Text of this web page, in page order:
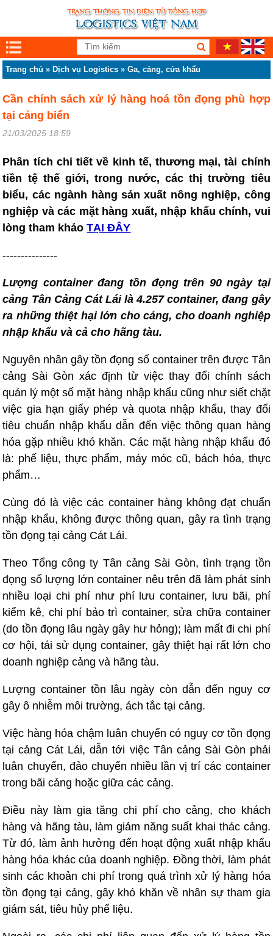
Trang chủ » Dịch vụ Logistics »Ga, cảng, cửa khẩu
Cần chính sách xử lý hàng hoá tồn đọng phù hợp
tại cảng biển
21/03/2025 18:59
Phân tích chi tiết về kinh tế, thương mại, tài chính
tiền tệ thế giới, trong nước, các thị trường tiêu
biểu, các ngành hàng sản xuất nông nghiệp, công
nghiệp và các mặt hàng xuất, nhập khẩu chính, vui
lòng tham khảo TẠI ĐÂY
---------------
Lượng container đang tồn đọng trên 90 ngày tại
cảng Tân Cảng Cát Lái là 4.257 container, đang gây
ra những thiệt hại lớn cho cảng, cho doanh nghiệp
nhập khẩu và cả cho hãng tàu.
Nguyên nhân gây tồn đọng số container trên được Tân
cảng Sài Gòn xác định từ việc thay đổi chính sách
quản lý một số mặt hàng nhập khẩu cũng như siết chặt
việc gia hạn giấy phép và quota nhập khẩu, thay đổi
tiêu chuẩn nhập khẩu dẫn đến việc thông quan hàng
hóa gặp nhiều khó khăn. Các mặt hàng nhập khẩu đó
là: phế liệu, thực phẩm, máy móc cũ, bách hóa, thực
phẩm…
Cùng đó là việc các container hàng không đạt chuẩn
nhập khẩu, không được thông quan, gây ra tình trạng
tồn đọng tại cảng Cát Lái.
Theo Tổng công ty Tân cảng Sài Gòn, tình trạng tồn
đọng số lượng lớn container nêu trên đã làm phát sinh
nhiều loại chi phí như phí lưu container, lưu bãi, phí
kiểm kê, chi phí bảo trì container, sửa chữa container
(do tồn đọng lâu ngày gây hư hỏng); làm mất đi chi phí
cơ hội, tái sử dụng container, gây thiệt hại rất lớn cho
doanh nghiệp cảng và hãng tàu.
Lượng container tồn lâu ngày còn dẫn đến nguy cơ
gây ô nhiễm môi trường, ách tắc tại cảng.
Việc hàng hóa chậm luân chuyển có nguy cơ tồn đọng
tại cảng Cát Lái, dẫn tới việc Tân cảng Sài Gòn phải
luân chuyển, đảo chuyển nhiều lần vị trí các container
trong bãi cảng hoặc giữa các cảng.
Điều này làm gia tăng chi phí cho cảng, cho khách
hàng và hãng tàu, làm giảm năng suất khai thác cảng.
Từ đó, làm ảnh hưởng đến hoạt động xuất nhập khẩu
hàng hóa khác của doanh nghiệp. Đồng thời, làm phát
sinh các khoản chi phí trong quá trình xử lý hàng hóa
tồn đọng tại cảng, gây khó khăn về nhân sự tham gia
giám sát, tiêu hủy phế liệu.